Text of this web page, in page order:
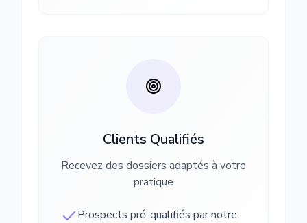
Clients Qualifiés
Recevez des dossiers adaptés à votre
pratique
Prospects pré-qualifiés par notre